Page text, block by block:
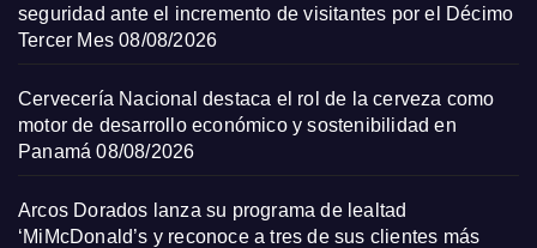
seguridad ante el incremento de visitantes por el Décimo
Tercer Mes 08/08/2026
Cervecería Nacional destaca el rol de la cerveza como
motor de desarrollo económico y sostenibilidad en
Panamá 08/08/2026
Arcos Dorados lanza su programa de lealtad
‘MiMcDonald’s y reconoce a tres de sus clientes más